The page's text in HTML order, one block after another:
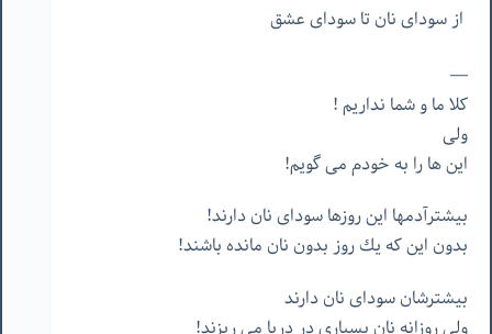
ازسوداینانتاسودایعشق
—
كلاماوشما نداريم!
ولى
اينهارا بهخودممىگويم!
بيشترآدمها اينروزهاسوداىناندارند!
بدون اينكهيكروزبدون نان ماندهباشند!
بيشترشانسوداىناندارند
ولىروزانهنان بسيارىدردريا مىريزند!